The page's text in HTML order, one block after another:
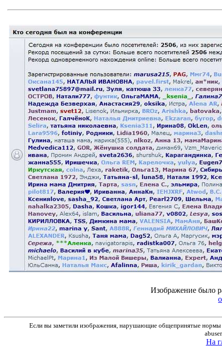
Изображение было
Если вы заметили изображения, нарушающие общепринятые нормы
На